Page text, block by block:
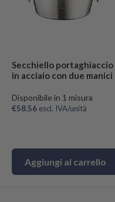
Secchiello portaghiaccio
in acciaio con due manici
Disponibile in 1 misura
€58.56 escl. IVA/unità
Aggiungi al carrello